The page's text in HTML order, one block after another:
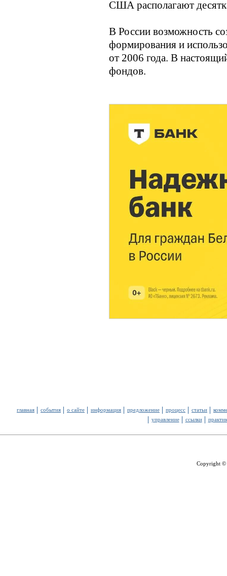
США располагают
В России возможность
формирования и
от 2006 года. В
фондов.
главная события о сайте информация предложение процесс статьи
управление
ссылки
Copyright ©